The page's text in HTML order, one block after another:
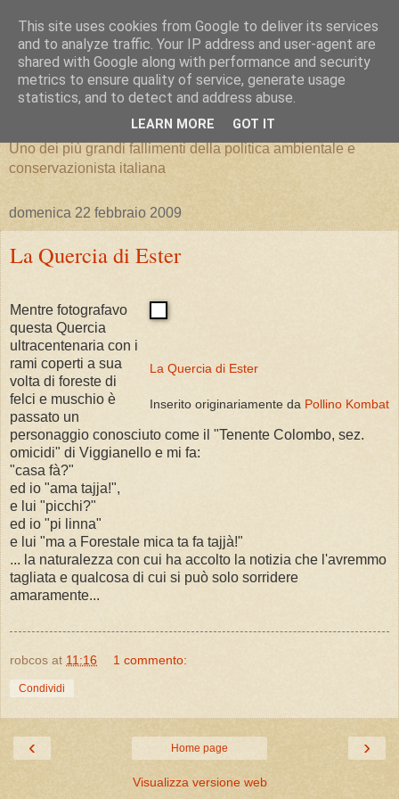
Parco Nazionale del Pollino
Uno dei più grandi fallimenti della politica ambientale e
conservazionista italiana
domenica 22 febbraio 2009
La Quercia di Ester
La Quercia di Ester
Inserito originariamente da Pollino Kombat
Mentre fotografavo
questa Quercia
ultracentenaria con i
rami coperti a sua
volta di foreste di
felci e muschio è
passato un
personaggio conosciuto come il "Tenente Colombo, sez.
omicidi" di Viggianello e mi fa:
"casa fà?"
ed io "ama tajja!",
e lui "picchi?"
ed io "pi linna"
e lui "ma a Forestale mica ta fa tajjà!"
... la naturalezza con cui ha accolto la notizia che l'avremmo
tagliata e qualcosa di cui si può solo sorridere
amaramente...
robcos at 11:16 1 commento:
Condividi
‹ ›
Home page
Visualizza versione web
This site uses cookies from Google to deliver its services
and to analyze traffic. Your IP address and user-agent are
shared with Google along with performance and security
metrics to ensure quality of service, generate usage
statistics, and to detect and address abuse.
LEARN MORE GOT IT